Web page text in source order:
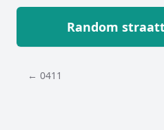
Random
← 0411